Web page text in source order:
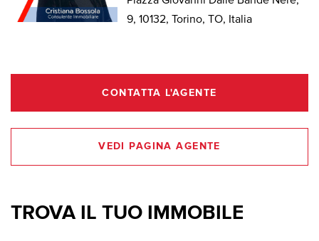
9, 10132, Torino, TO, Italia
CONTATTA L'AGENTE
VEDI PAGINA AGENTE
TROVA IL TUO IMMOBILE